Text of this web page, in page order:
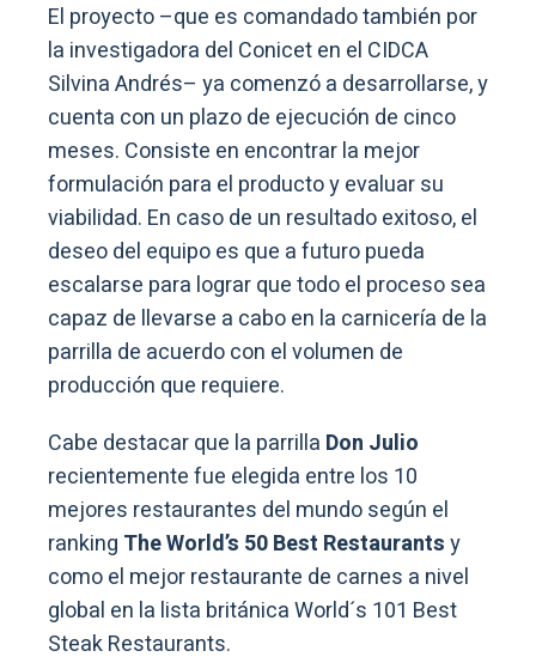
El proyecto –que es comandado también por
la investigadora del Conicet en el CIDCA
Silvina Andrés– ya comenzó a desarrollarse, y
cuenta con un plazo de ejecución de cinco
meses. Consiste en encontrar la mejor
formulación para el producto y evaluar su
viabilidad. En caso de un resultado exitoso, el
deseo del equipo es que a futuro pueda
escalarse para lograr que todo el proceso sea
capaz de llevarse a cabo en la carnicería de la
parrilla de acuerdo con el volumen de
producción que requiere.
Cabe destacar que la parrilla Don Julio
recientemente fue elegida entre los 10
mejores restaurantes del mundo según el
ranking The World’s 50 Best Restaurantsy
como el mejor restaurante de carnes a nivel
global en la lista británica World´s 101 Best
Steak Restaurants.